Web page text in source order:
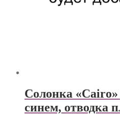
Солонка
синем, отводка